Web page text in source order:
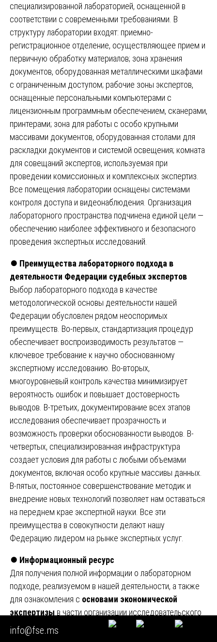
специализированной лабораторией, оснащенной в
соответствии с современными требованиями. В
структуру лаборатории входят: приемно-
регистрационное отделение, осуществляющее прием и
первичную обработку материалов; зона хранения
документов, оборудованная металлическими шкафами
с ограниченным доступом; рабочие зоны экспертов,
оснащенные персональными компьютерами с
лицензионным программным обеспечением, сканерами,
принтерами; зона для работы с особо крупными
массивами документов, оборудованная столами для
раскладки документов и системой освещения; комната
для совещаний экспертов, используемая при
проведении комиссионных и комплексных экспертиз.
Все помещения лаборатории оснащены системами
контроля доступа и видеонаблюдения. Организация
лабораторного пространства подчинена единой цели —
обеспечению наиболее эффективного и безопасного
проведения экспертных исследований.
⏺️ Преимущества лабораторного подхода в
деятельности Федерации судебных экспертов
Выбор лабораторного подхода в качестве
методологической основы деятельности нашей
Федерации обусловлен рядом неоспоримых
преимуществ. Во-первых, стандартизация процедур
обеспечивает воспроизводимость результатов —
ключевое требование к научно обоснованному
экспертному исследованию. Во-вторых,
многоуровневый контроль качества минимизирует
вероятность ошибок и повышает достоверность
выводов. В-третьих, документирование всех этапов
исследования обеспечивает прозрачность и
возможность проверки обоснованности выводов. В-
четвертых, специализированная инфраструктура
создает условия для работы с любыми объемами
документов, включая особо крупные массивы данных.
В-пятых, постоянное совершенствование методик и
внедрение новых технологий позволяет нам оставаться
на переднем крае экспертной науки. Все эти
преимущества в совокупности делают нашу
Федерацию лидером на рынке экспертных услуг.
⏺️ Информационный ресурс
Для получения полной информации о лабораторном
подходе, реализуемом в нашей деятельности, а также
для ознакомления с основами экономической
экспертизы в части организации исследовательского
процесса, рекомендуем обратиться к официальному
порталу Федерации судебных экспертов. На сайте
info@fse.ms